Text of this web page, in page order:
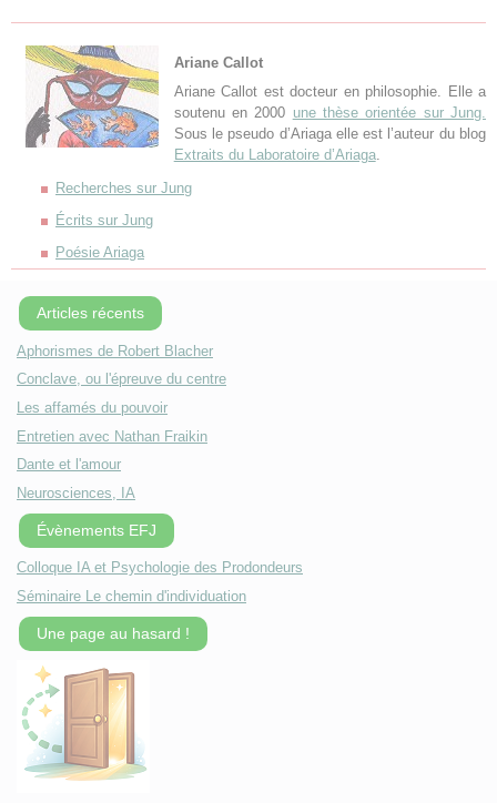
Ariane Callot
Ariane Callot est docteur en philosophie. Elle a
soutenu en 2000 une thèse orientée sur Jung.
Sous le pseudo d’Ariaga elle est l’auteur du blog
Extraits du Laboratoire d’Ariaga.
Recherches sur Jung
Écrits sur Jung
Poésie Ariaga
Articles récents
Aphorismes de Robert Blacher
Conclave, ou l'épreuve du centre
Les affamés du pouvoir
Entretien avec Nathan Fraikin
Dante et l'amour
Neurosciences, IA
Évènements EFJ
Colloque IA et Psychologie des Prodondeurs
Séminaire Le chemin d'individuation
Une page au hasard !